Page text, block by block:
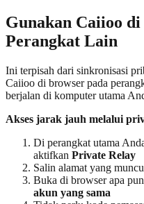
Gunakan Caiioo
Perangkat Lain
Ini terpisah dari sinkronisasi
Caiioo di browser pada
berjalan di komputer utama
Akses jarak jauh melalui
Di perangkat utama
aktifkan Private Relay
Salin alamat yang
Buka di browser apa
akun yang sama